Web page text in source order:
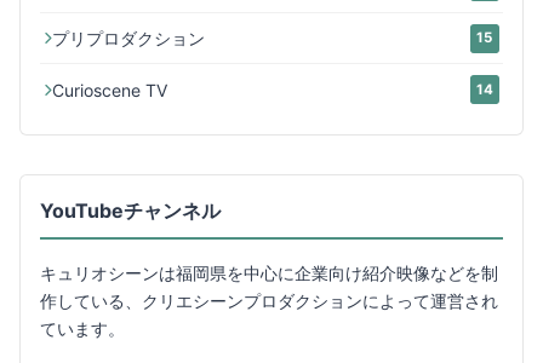
プリプロダクション 15
Curioscene TV 14
YouTubeチャンネル
キュリオシーンは福岡県を中心に企業向け紹介映像などを制
作している、クリエシーンプロダクションによって運営され
ています。